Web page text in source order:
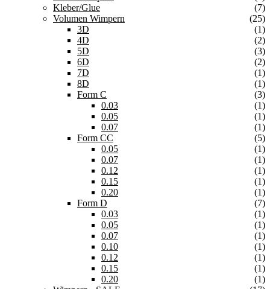
Kleber/Glue
(7)
Volumen Wimpern
(25)
3D
(1)
4D
(2)
5D
(3)
6D
(2)
7D
(1)
8D
(1)
Form C
(3)
0.03
(1)
0.05
(1)
0.07
(1)
Form CC
(5)
0.05
(1)
0.07
(1)
0.12
(1)
0.15
(1)
0.20
(1)
Form D
(7)
0.03
(1)
0.05
(1)
0.07
(1)
0.10
(1)
0.12
(1)
0.15
(1)
0.20
(1)